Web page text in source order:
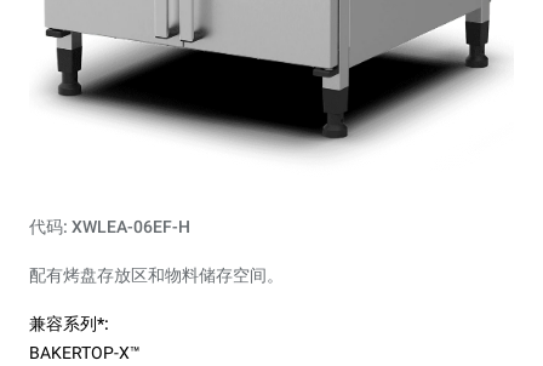
代码: XWLEA-06EF-H
配有烤盘存放区和物料储存空间。
兼容系列*:
BAKERTOP-X™